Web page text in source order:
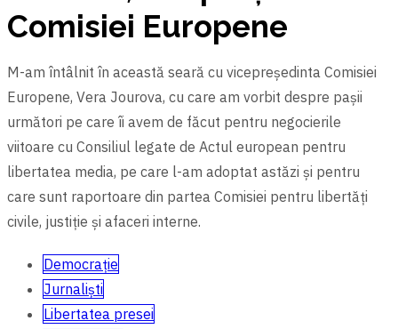
Comisiei Europene
M-am întâlnit în această seară cu vicepreședinta Comisiei
Europene, Vera Jourova, cu care am vorbit despre pașii
următori pe care îi avem de făcut pentru negocierile
viitoare cu Consiliul legate de Actul european pentru
libertatea media, pe care l-am adoptat astăzi și pentru
care sunt raportoare din partea Comisiei pentru libertăți
civile, justiție și afaceri interne.
Democrație
Jurnaliști
Libertatea presei